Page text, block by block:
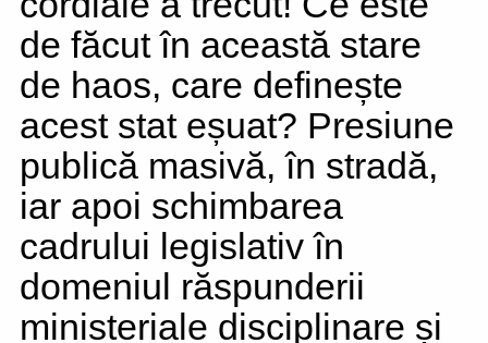
de făcut în această stare
de haos, care definește
acest stat eșuat? Presiune
publică masivă, în stradă,
iar apoi schimbarea
cadrului legislativ în
domeniul răspunderii
ministeriale disciplinare și